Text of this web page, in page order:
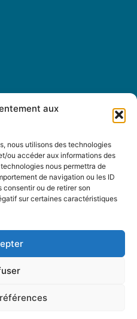
aux
nous utilisons des technologies
ou accéder aux informations des
nous permettra de
de navigation ou les ID
consentir ou de retirer son
sur certaines caractéristiques